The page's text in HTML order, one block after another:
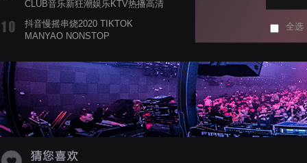
CLUB音乐新狂潮娱乐KTV热播高清
抖音慢摇串烧2020 TIKTOK
MANYAO NONSTOP
蝉爸爸妈妈爱存在夏天的风是想你的
声音啊
全选